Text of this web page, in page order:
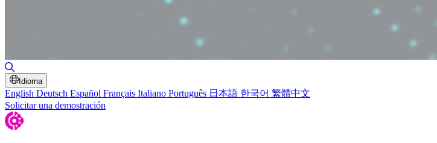
Idioma
English Deutsch Español Français Italiano Português 日本語 한국어 繁體中文
Solicitar una demostración